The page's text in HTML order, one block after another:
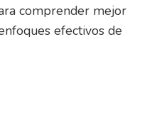
comprender mejor
efectivos de